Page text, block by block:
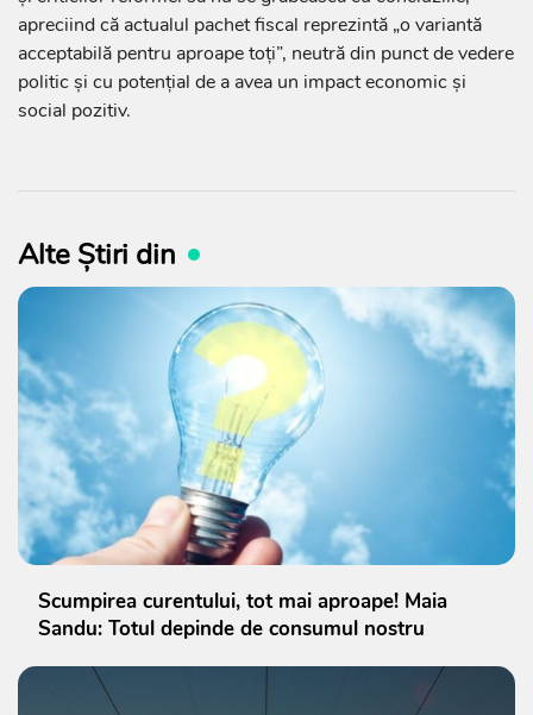
apreciind că actualul pachet fiscal reprezintă „o variantă
acceptabilă pentru aproape toți”, neutră din punct de vedere
politic și cu potențial de a avea un impact economic și
social pozitiv.
Alte Știri din
Scumpirea curentului, tot mai aproape! Maia
Sandu: Totul depinde de consumul nostru